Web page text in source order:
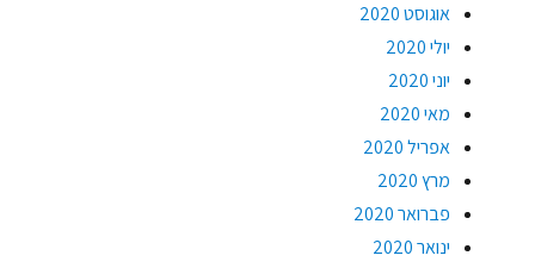
אוגוסט 2020
יולי 2020
יוני 2020
מאי 2020
אפריל 2020
מרץ 2020
פברואר 2020
ינואר 2020